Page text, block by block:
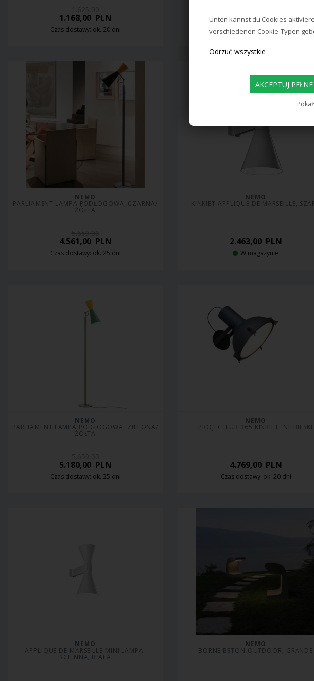
Unten kannst du Cookies
verschiedenen Cookie-Typen
1.168,00PLN
Czas dostawy: ok. 20 dni
1.168,00 PLN
Czas dostawy: ok. 25 dni
NEMO
PARLIAMENT LAMPA PODŁOGOWA, CZARNA/
ŻÓŁTA
4.561,00PLN
Czas dostawy: ok. 25 dni
NEMO
KINKIET APPLIQUE DE MARSEILLE,
2.463,00PLN
W magazynie
NEMO
PARLIAMENT LAMPA PODŁOGOWA, ZIELONA/
ŻÓŁTA
5.180,00PLN
Czas dostawy: ok. 25 dni
NEMO
PROJECTEUR 365 KINKIET, NIEBIESKI
4.769,00PLN
Czas dostawy: ok. 20 dni
NEMO
APPLIQUE DE MARSEILLE MINI LAMPA
ŚCIENNA, BIAŁA
NEMO
BORNE BETON OUTDOOR, GRANDE